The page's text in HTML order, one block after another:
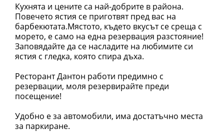
Кухнята и цените са най-добрите в района.
Повечето ястия се приготвят пред вас на
барбекютата.Мястото, където вкусът се среща с
морето, е само на една резервация разстояние!
Заповядайте да се насладите на любимите си
ястия с гледка, която спира дъха.
Ресторант Дантон работи предимно с
резервации, моля резервирайте преди
посещение!
Удобно е за автомобили, има достатъчно места
за паркиране.